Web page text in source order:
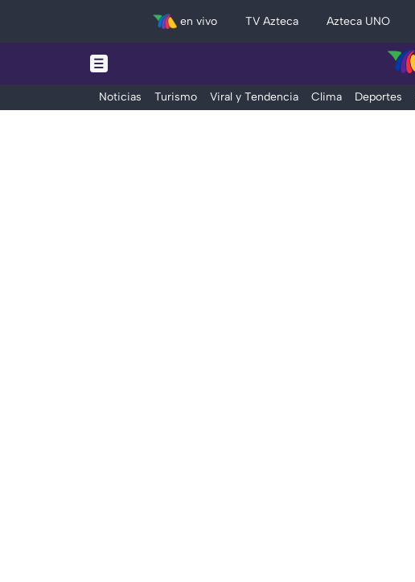
en vivo TV Azteca Azteca UNO
Noticias Turismo Viral y Tendencia Clima Deportes